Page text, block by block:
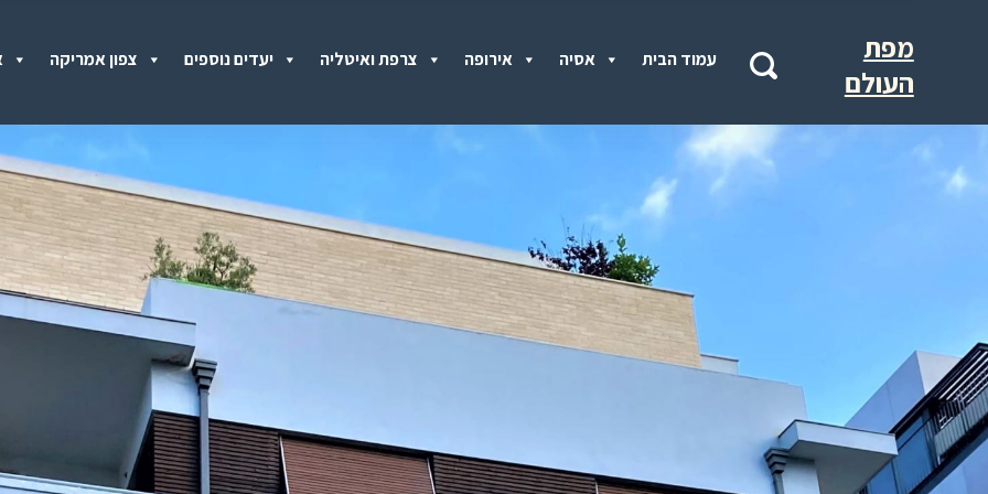
צפון אמריקה יעדים נוספים צרפת ואיטליה אירופה אסיה עמוד הבית
מפת
העולם